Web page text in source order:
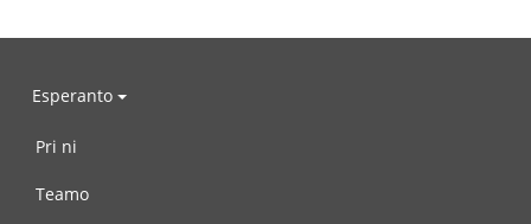
Esperanto
Pri ni
Teamo